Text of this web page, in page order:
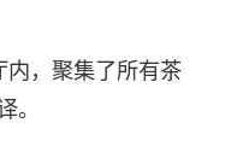
内，聚集了所有茶
。